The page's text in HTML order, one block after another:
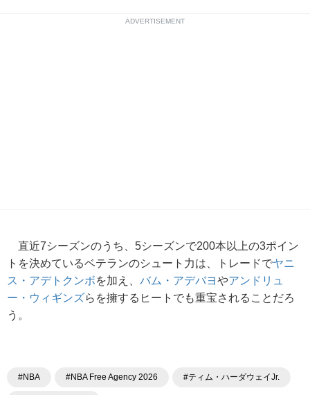
ADVERTISEMENT
直近7シーズンのうち、5シーズンで200本以上の3ポイン
トを決めているベテランのシュート力は、トレードでヤニ
ス・アデトクンボを加え、 バム・アデバヨやアンドリュ
ー・ウィギンズらを擁するヒートでも重宝されることだろ
う。
#NBA #NBA Free Agency 2026 #ティム・ハーダウェイJr.